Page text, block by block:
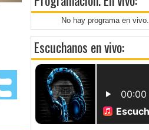
No hay programa en vivo.
Escuchanos en vivo: